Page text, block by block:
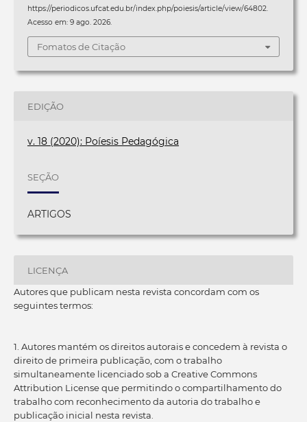
https://periodicos.ufcat.edu.br/index.php/poiesis/article/view/64802.
Acesso em: 9 ago. 2026.
Fomatos de Citação
EDIÇÃO
v. 18 (2020): Poíesis Pedagógica
SEÇÃO
ARTIGOS
LICENÇA
Autores que publicam nesta revista concordam com os
seguintes termos:
1. Autores mantém os direitos autorais e concedem à revista o
direito de primeira publicação, com o trabalho
simultaneamente licenciado sob a Creative Commons
Attribution License que permitindo o compartilhamento do
trabalho com reconhecimento da autoria do trabalho e
publicação inicial nesta revista.